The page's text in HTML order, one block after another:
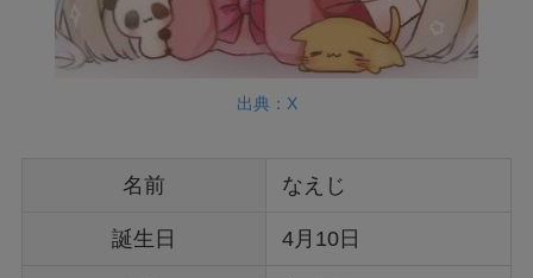
出典：X
名前 なえじ
誕生日 4月10日